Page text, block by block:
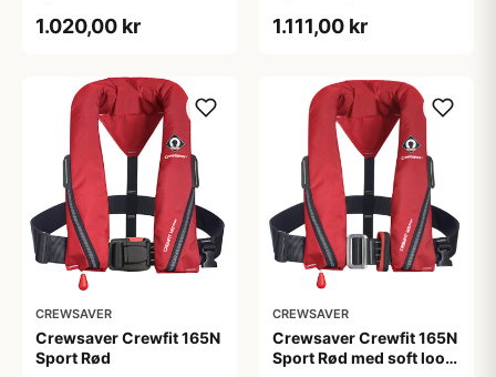
1.020,00 kr 1.111,00 kr
CREWSAVER
Crewsaver Crewfit 165N
Sport Rød
CREWSAVER
Crewsaver Crewfit 165N
Sport Rød med soft loop